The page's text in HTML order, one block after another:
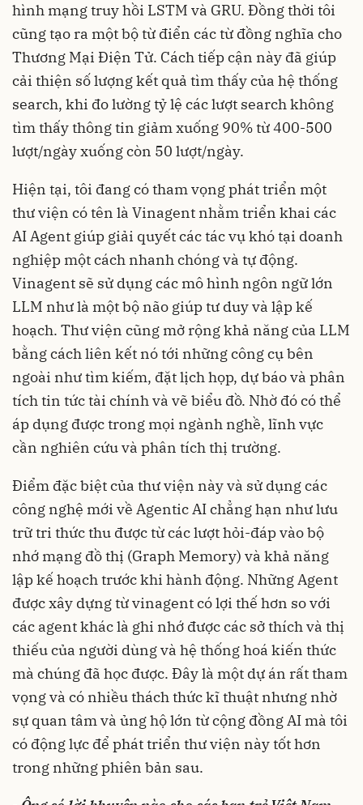
hình mạng truy hồi LSTM và GRU. Đồng thời tôi
cũng tạo ra một bộ từ điển các từ đồng nghĩa cho
Thương Mại Điện Tử. Cách tiếp cận này đã giúp
cải thiện số lượng kết quả tìm thấy của hệ thống
search, khi đo lường tỷ lệ các lượt search không
tìm thấy thông tin giảm xuống 90% từ 400-500
lượt/ngày xuống còn 50 lượt/ngày.
Hiện tại, tôi đang có tham vọng phát triển một
thư viện có tên là Vinagent nhằm triển khai các
AI Agent giúp giải quyết các tác vụ khó tại doanh
nghiệp một cách nhanh chóng và tự động.
Vinagent sẽ sử dụng các mô hình ngôn ngữ lớn
LLM như là một bộ não giúp tư duy và lập kế
hoạch. Thư viện cũng mở rộng khả năng của LLM
bằng cách liên kết nó tới những công cụ bên
ngoài như tìm kiếm, đặt lịch họp, dự báo và phân
tích tin tức tài chính và vẽ biểu đồ. Nhờ đó có thể
áp dụng được trong mọi ngành nghề, lĩnh vực
cần nghiên cứu và phân tích thị trường.
Điểm đặc biệt của thư viện này và sử dụng các
công nghệ mới về Agentic AI chẳng hạn như lưu
trữ tri thức thu được từ các lượt hỏi-đáp vào bộ
nhớ mạng đồ thị (Graph Memory) và khả năng
lập kế hoạch trước khi hành động. Những Agent
được xây dựng từ vinagent có lợi thế hơn so với
các agent khác là ghi nhớ được các sở thích và thị
thiếu của người dùng và hệ thống hoá kiến thức
mà chúng đã học được. Đây là một dự án rất tham
vọng và có nhiều thách thức kĩ thuật nhưng nhờ
sự quan tâm và ủng hộ lớn từ cộng đồng AI mà tôi
có động lực để phát triển thư viện này tốt hơn
trong những phiên bản sau.